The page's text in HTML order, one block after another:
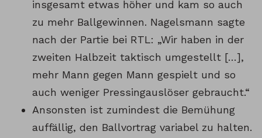
insgesamt etwas höher und kam so auch
zu mehr Ballgewinnen. Nagelsmann sagte
nach der Partie bei RTL: „Wir haben in der
zweiten Halbzeit taktisch umgestellt […],
mehr Mann gegen Mann gespielt und so
auch weniger Pressingauslöser gebraucht.“
Ansonsten ist zumindest die Bemühung
auffällig, den Ballvortrag variabel zu halten.